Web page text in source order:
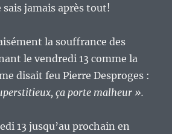
jamais après tout!
la souffrance des
le vendredi 13 comme la
disait feu Pierre Desproges :
ça porte malheur ».
13 jusqu’au prochain en